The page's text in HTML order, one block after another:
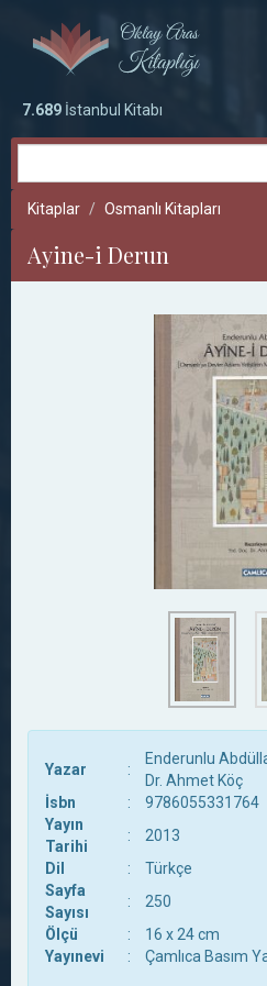
7.689 İstanbul Kitabı
Kitaplar Osmanlı Kitapları
Ayine-i Derun
Yazar :
Enderunlu
Dr. Ahmet Köç
İsbn
:
9786055331764
Yayın
Tarihi
:
2013
Dil
:
Türkçe
Sayfa
Sayısı
:
250
Ölçü
:
16 x 24 cm
Yayınevi
: Çamlıca Basım